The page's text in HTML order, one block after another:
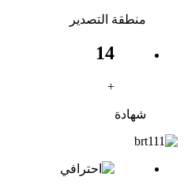
منطقة التصدير
14
+
شهادة